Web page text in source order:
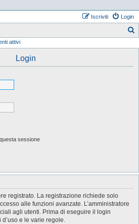
Login
Iscriviti
attivi
Login
sessione
registrato. La registrazione richiede solo
alle funzioni avanzate. L’amministratore
agli utenti. Prima di eseguire il login
e le varie regole.